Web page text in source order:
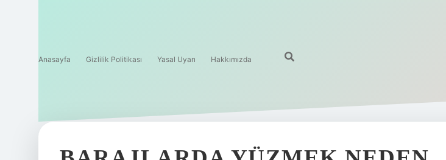
Anasayfa Gizlilik Politikası Yasal Uyarı Hakkımızda